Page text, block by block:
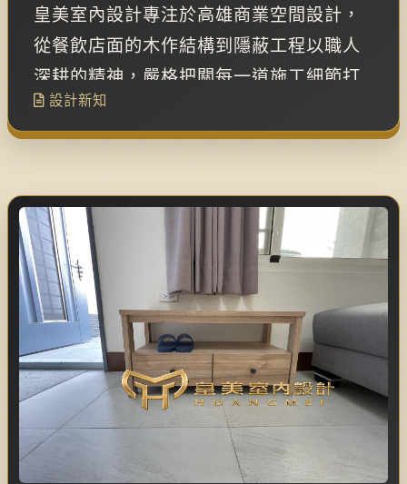
法，餐飲門市裝修的品質堅持
皇美室內設計專注於高雄商業空間設計，
從餐飲店面的木作結構到隱蔽工程以職人
深耕的精神，嚴格把關每一道施工細節打
造耐用且具品牌質感的門市。
設計新知